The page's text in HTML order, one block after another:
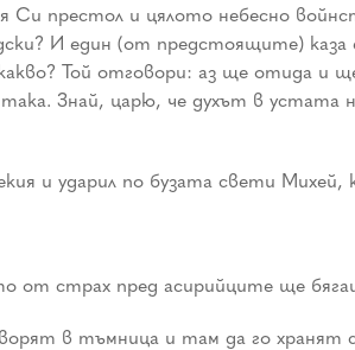
Си престол и цялото небесно
И един (от предстоящите) каза
Той отговори: аз ще отида и
Знай, царю, че духът в устата
и ударил по бузата свети Михей,
страх пред асирийците ще
в тъмница и там да го хранят